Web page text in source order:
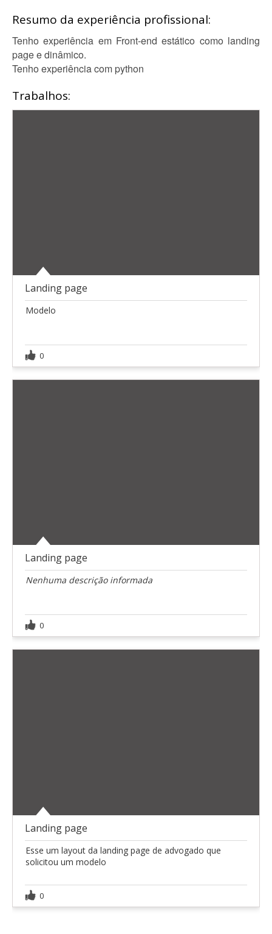
Resumo da experiência profissional:
Tenho experiência em Front-end estático como landing
page e dinâmico.
Tenho experiência com python
Trabalhos:
Landing page
Modelo
0
Landing page
Nenhuma descrição informada
0
Landing page
Esse um layout da landing page de advogado que
solicitou um modelo
0